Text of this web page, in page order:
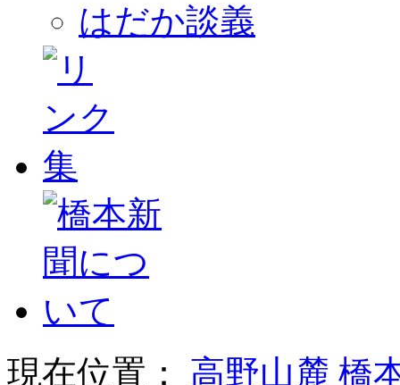
はだか談義
現在位置： 高野山麓 橋